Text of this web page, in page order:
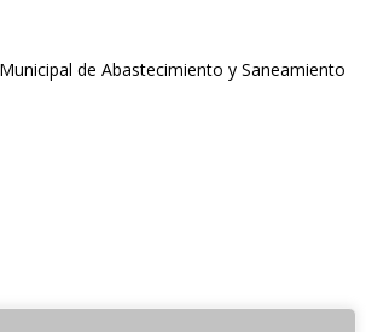
de Abastecimiento y Saneamiento